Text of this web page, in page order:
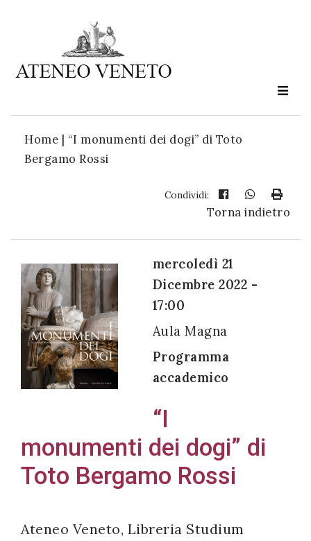
Home | “I monumenti dei dogi” di Toto
Bergamo Rossi
Condividi:
Torna indietro
mercoledì 21
Dicembre 2022 -
17:00
Aula Magna
Programma
accademico
“I
monumenti dei dogi” di
Toto Bergamo Rossi
Ateneo Veneto, Libreria Studium
Ateneo
è
cultura
Acconsento
personali in
accordo
con il
legislativo